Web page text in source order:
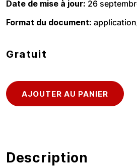
Date de mise à jour 26
Format du document
Gratuit
Description